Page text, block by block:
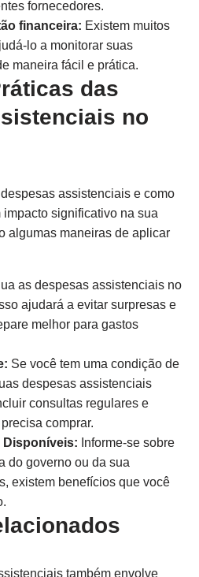
fornecedores.
financeira: Existem muitos
lo a monitorar suas
maneira fácil e prática.
das
no
assistenciais e como
significativo na sua
algumas maneiras de aplicar
as despesas assistenciais no
ajudará a evitar surpresas e
melhor para gastos
Se você tem uma condição de
despesas assistenciais
consultas regulares e
comprar.
Disponíveis: Informe-se sobre
do governo ou da sua
existem benefícios que você
também envolve